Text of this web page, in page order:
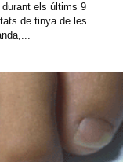
els últims 9
de tinya de les